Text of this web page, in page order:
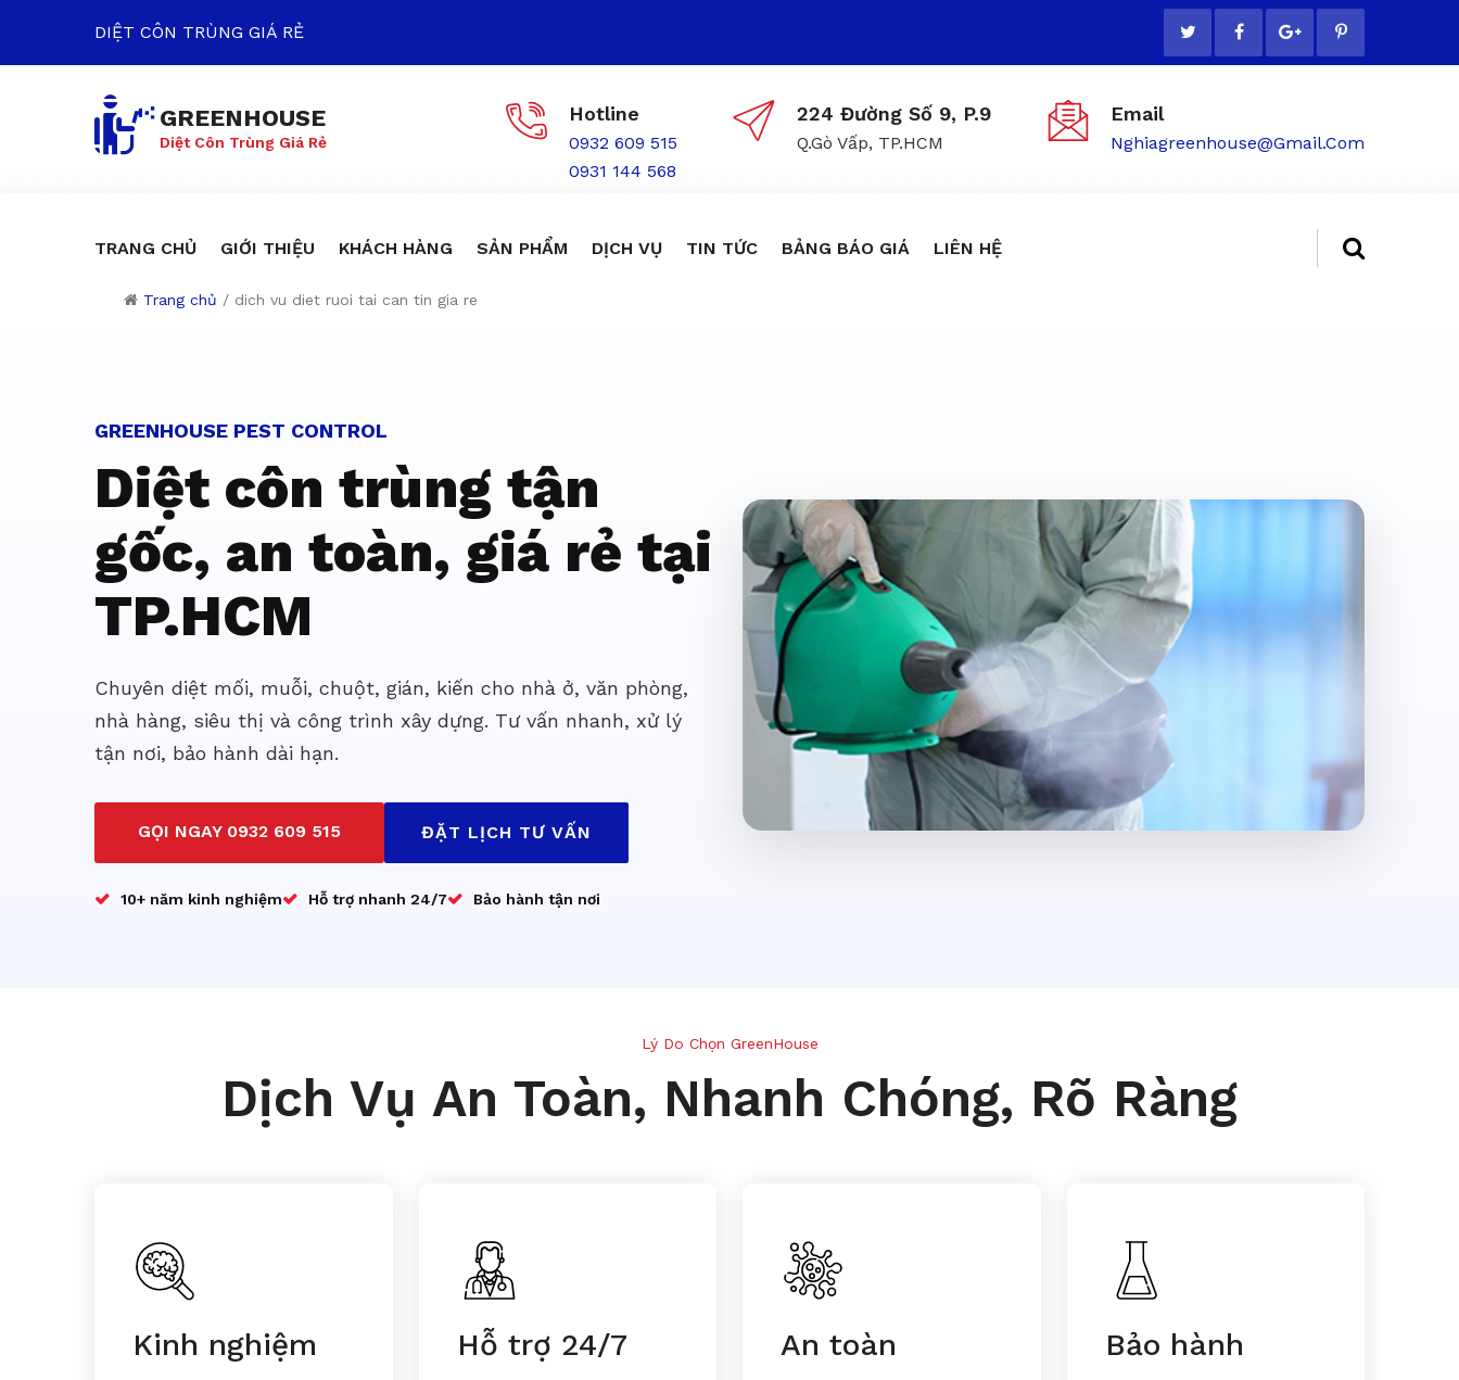
DIỆT CÔN TRÙNG GIÁ RẺ
GREENHOUSE
Diệt Côn Trùng Giá Rẻ
Hotline
0932 609 515
0931 144 568
224 Đường Số 9, P.9
Q.Gò Vấp, TP.HCM
Email
Nghiagreenhouse@gmail.com
TRANG CHỦ GIỚI THIỆU KHÁCH HÀNG SẢN PHẨM DỊCH VỤ TIN TỨC BẢNG BÁO GIÁ LIÊN HỆ
Trang chủ / dich vu diet ruoi tai can tin gia re
GREENHOUSE PEST CONTROL
Diệt côn trùng tận
gốc, an toàn, giá rẻ tại
TP.HCM
Chuyên diệt mối, muỗi, chuột, gián, kiến cho nhà ở, văn phòng,
nhà hàng, siêu thị và công trình xây dựng. Tư vấn nhanh, xử lý
tận nơi, bảo hành dài hạn.
GỌI NGAY 0932 609 515 ĐẶT LỊCH TƯ VẤN
10+ năm kinh nghiệm Hỗ trợ nhanh 24/7 Bảo hành tận nơi
Lý Do Chọn GreenHouse
Dịch Vụ An Toàn, Nhanh Chóng, Rõ Ràng
Kinh nghiệm Hỗ trợ 24/7 An toàn Bảo hành